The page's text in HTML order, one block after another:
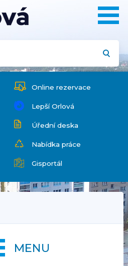
Online rezervace
Lepší Orlová
Úřední deska
Nabídka práce
Gisportál
MENU